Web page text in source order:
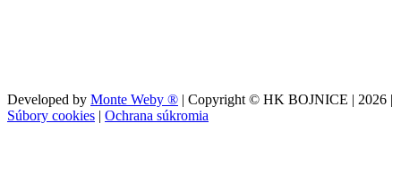
Developed by Monte Weby ® | Copyright © HK BOJNICE | 2026 |
Súbory cookies | Ochrana súkromia